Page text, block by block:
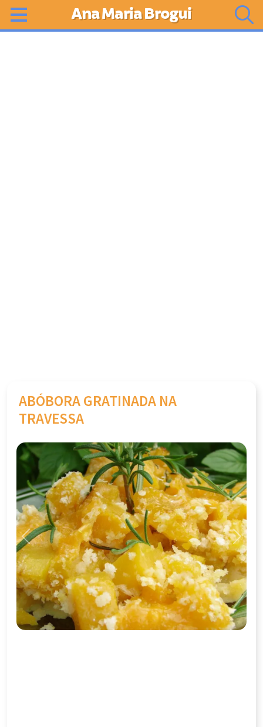
Ana Maria Brogui
ABÓBORA GRATINADA NA
TRAVESSA
Previous Next